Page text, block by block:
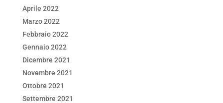
Aprile 2022
Marzo 2022
Febbraio 2022
Gennaio 2022
Dicembre 2021
Novembre 2021
Ottobre 2021
Settembre 2021